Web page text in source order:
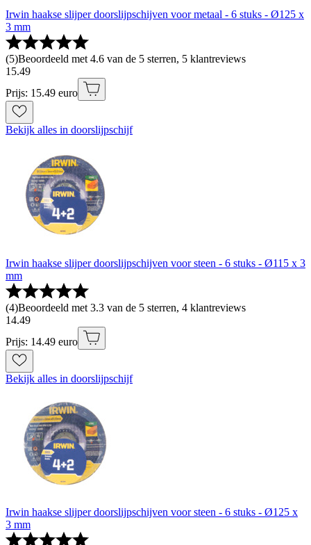
Irwin haakse slijper doorslijpschijven voor metaal - 6 stuks - Ø125 x
3 mm
(5)Beoordeeld met 4.6 van de 5 sterren, 5 klantreviews
15.49
Prijs: 15.49 euro
Bekijk alles in doorslijpschijf
Irwin haakse slijper doorslijpschijven voor steen - 6 stuks - Ø115 x 3
mm
(4)Beoordeeld met 3.3 van de 5 sterren, 4 klantreviews
14.49
Prijs: 14.49 euro
Bekijk alles in doorslijpschijf
Irwin haakse slijper doorslijpschijven voor steen - 6 stuks - Ø125 x
3 mm